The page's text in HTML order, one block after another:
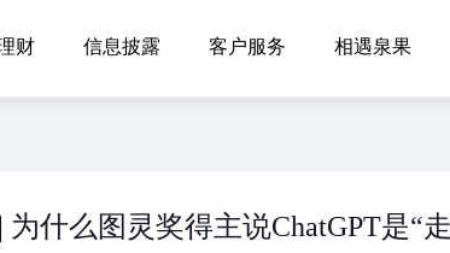
财 信息披露 客户服务 相遇泉果
什么图灵奖得主说ChatGPT是“